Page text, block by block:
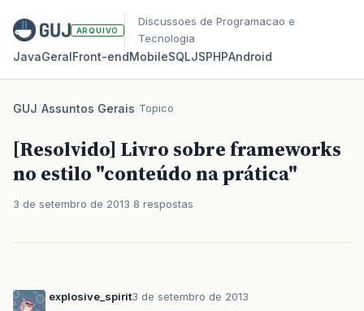
ARQUIVO
Discussoes de Programacao e
Tecnologia
JavaGeralFront‑endMobileSQLJSPHPAndroid
GUJ/Assuntos Gerais/Topico
[Resolvido] Livro sobre frameworks
no estilo "conteúdo na prática"
3 de setembro de 2013 8 respostas
explosive_spirit3 de setembro de 2013